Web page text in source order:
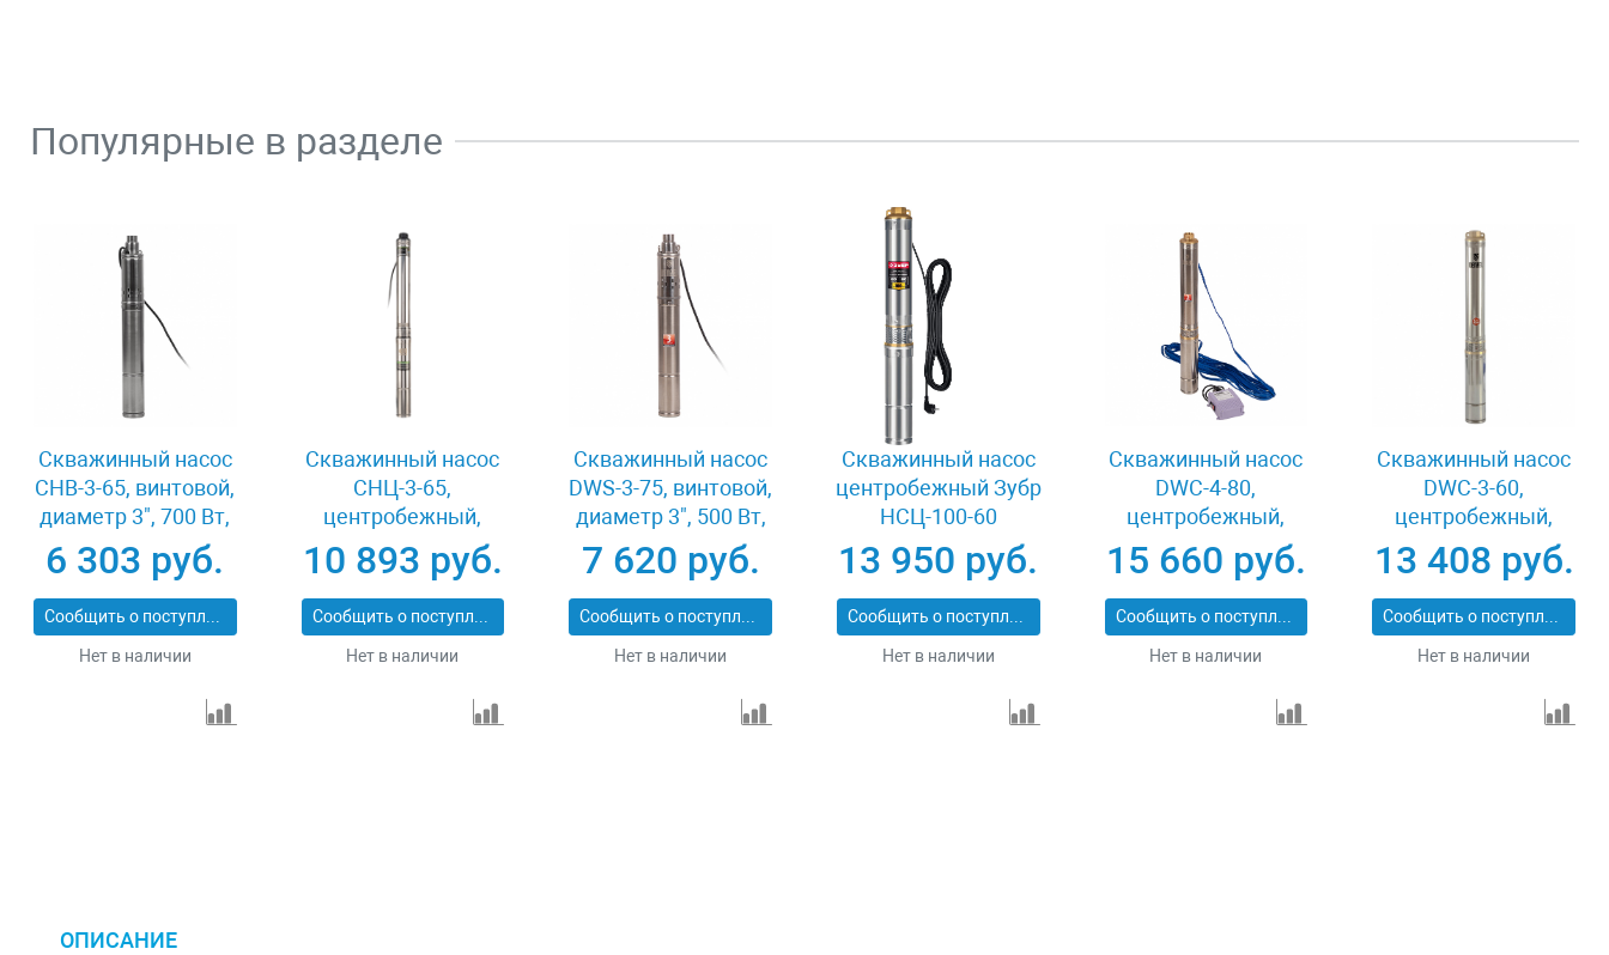
Популярные в разделе
Скважинный насос
СНВ-3-65, винтовой,
диаметр 3", 700 Вт,
1800 л/ч, напор 65 м
Сибртех 97290
6 303 руб.
Сообщить о поступлении
Нет в наличии
Скважинный насос
CНЦ-3-65,
центробежный,
диаметр 3", 800 Вт,
2800 л/ч, напор 65 м
Сибртех 97294
10 893 руб.
Сообщить о поступлении
Нет в наличии
Скважинный насос
DWS-3-75, винтовой,
диаметр 3", 500 Вт,
1600 л/ч, напор 75 м
Denzel 97250
7 620 руб.
Сообщить о поступлении
Нет в наличии
Скважинный насос
центробежный Зубр
НСЦ-100-60
13 950 руб.
Сообщить о поступлении
Нет в наличии
Скважинный насос
DWC-4-80,
центробежный,
диаметр 4", 1500 Вт,
5700 л/ч, напор 80 м
Denzel 97256
15 660 руб.
Сообщить о поступлении
Нет в наличии
Скважинный насос
DWC-3-60,
центробежный,
диаметр 3", 800 Вт,
3300 л/ч, напор 60 м
Denzel 97255
13 408 руб.
Сообщить о поступлении
Нет в наличии
ОПИСАНИЕ